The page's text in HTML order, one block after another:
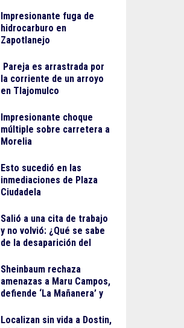
Impresionante fuga de
hidrocarburo en
Zapotlanejo
Pareja es arrastrada por
la corriente de un arroyo
en Tlajomulco
Impresionante choque
múltiple sobre carretera a
Morelia
Esto sucedió en las
inmediaciones de Plaza
Ciudadela
Salió a una cita de trabajo
y no volvió: ¿Qué se sabe
de la desaparición del
Cabezas Talavera?
Sheinbaum rechaza
amenazas a Maru Campos,
defiende ‘La Mañanera’ y
de Reforestación
Localizan sin vida a Dostin,